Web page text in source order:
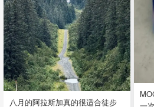
八月的阿拉斯加真的很适合徒步